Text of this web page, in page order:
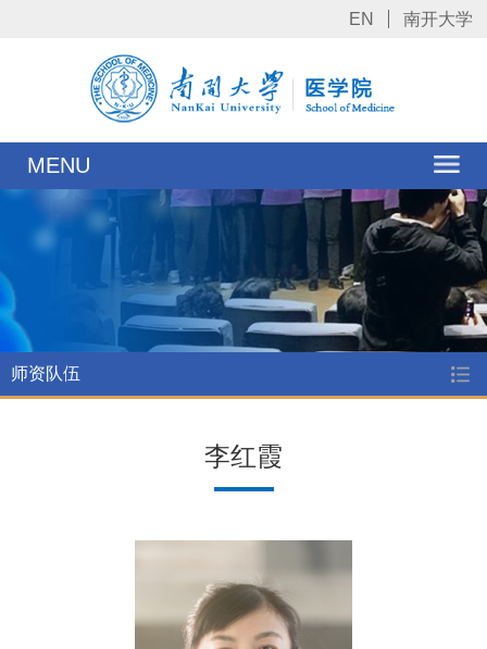
EN 南开大学
MENU
师资队伍
李红霞